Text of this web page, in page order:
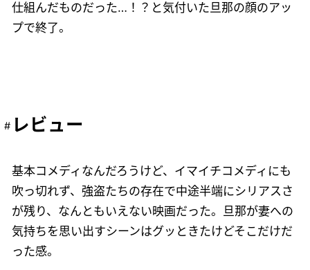
仕組んだものだった…！？と気付いた旦那の顔のアッ
プで終了。
レビュー
基本コメディなんだろうけど、イマイチコメディにも
吹っ切れず、強盗たちの存在で中途半端にシリアスさ
が残り、なんともいえない映画だった。旦那が妻への
気持ちを思い出すシーンはグッときたけどそこだけだ
った感。